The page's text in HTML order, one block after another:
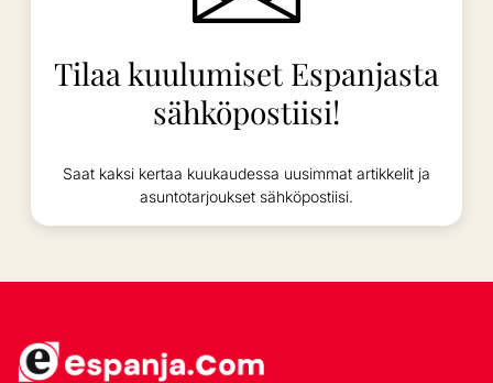
Tilaa kuulumiset Espanjasta
sähköpostiisi!
Saat kaksi kertaa kuukaudessa uusimmat artikkelit ja
asuntotarjoukset sähköpostiisi.